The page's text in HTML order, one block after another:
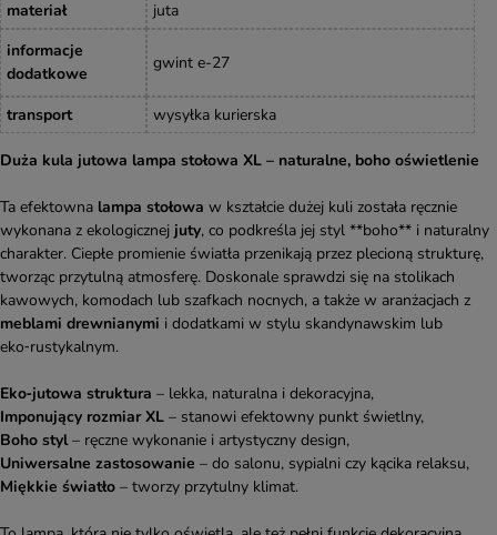
materiał
juta
informacje
dodatkowe
gwint e-27
transport wysyłka kurierska
Duża kula jutowa lampa stołowa XL – naturalne, boho oświetlenie
Ta efektowna lampa stołowa w kształcie dużej kuli została ręcznie
wykonana z ekologicznej juty, co podkreśla jej styl **boho** i naturalny
charakter. Ciepłe promienie światła przenikają przez plecioną strukturę,
tworząc przytulną atmosferę. Doskonale sprawdzi się na stolikach
kawowych, komodach lub szafkach nocnych, a także w aranżacjach z
meblami drewnianymi i dodatkami w stylu skandynawskim lub
eko‑rustykalnym.
Eko‑jutowa struktura – lekka, naturalna i dekoracyjna,
Imponujący rozmiar XL – stanowi efektowny punkt świetlny,
Boho styl– ręczne wykonanie i artystyczny design,
Uniwersalne zastosowanie – do salonu, sypialni czy kącika relaksu,
Miękkie światło – tworzy przytulny klimat.